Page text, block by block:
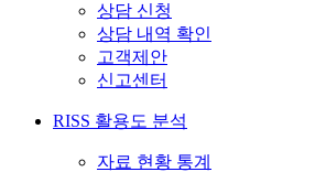
상담 신청
상담 내역 확인
고객제안
신고센터
RISS 활용도 분석
자료 현황 통계